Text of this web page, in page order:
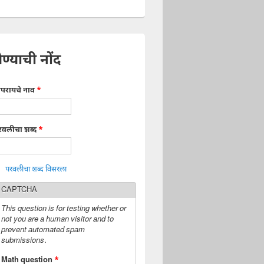
नोंद
नाव *
शब्द*
परवलीचा शब्द विसरला
CAPTCHA
This question is for testing whether or
not you are a human visitor and to
prevent automated spam
submissions.
Math question *